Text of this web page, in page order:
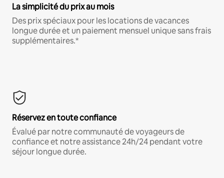
La simplicité du prix au mois
Des prix spéciaux pour les locations de vacances
longue durée et un paiement mensuel unique sans frais
supplémentaires.*
Réservez en toute confiance
Évalué par notre communauté de voyageurs de
confiance et notre assistance 24h/24 pendant votre
séjour longue durée.